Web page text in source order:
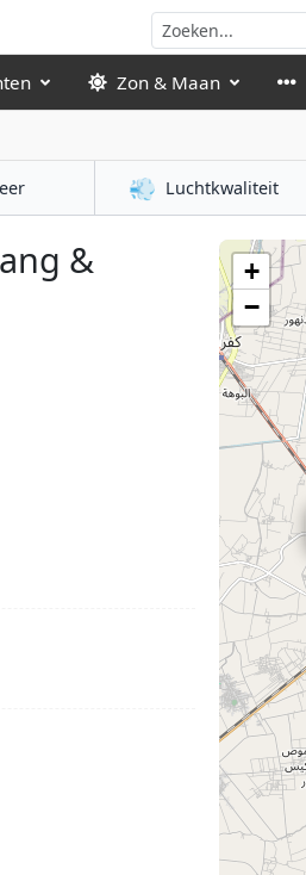
Zon & Maan
💨 Luchtkwaliteit
&
+
−